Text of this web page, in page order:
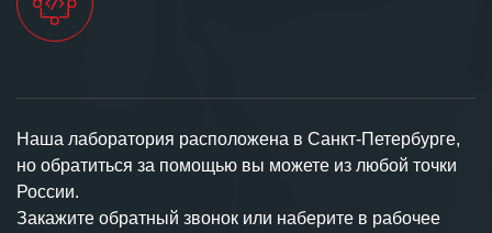
Наша лаборатория расположена в Санкт-Петербурге,
но обратиться за помощью вы можете из любой точки
России.
Закажите обратный звонок или наберите в рабочее